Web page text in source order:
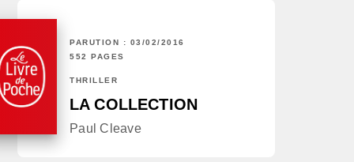
PARUTION : 03/02/2016
552 PAGES
THRILLER
LA COLLECTION
Paul Cleave